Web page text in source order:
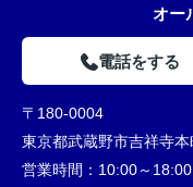
オー
電話をする
〒180-0004
東京都武蔵野市吉祥寺
営業時間： 10:00～18:00